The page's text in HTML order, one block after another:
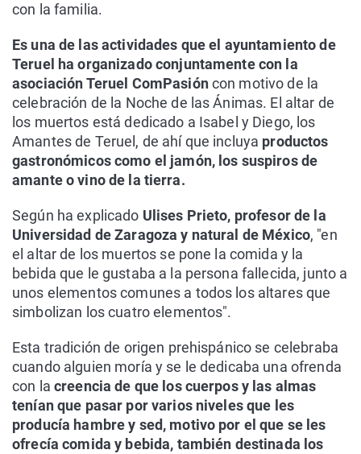
con la familia.
Es una de las actividades que el ayuntamiento de
Teruel ha organizado conjuntamente con la
asociación Teruel ComPasióncon motivo de la
celebración de la Noche de las Ánimas. El altar de
los muertos está dedicado a Isabel y Diego, los
Amantes de Teruel, de ahí que incluya productos
gastronómicos como el jamón, los suspiros de
amante o vino de la tierra.
Según ha explicado Ulises Prieto, profesor de la
Universidad de Zaragoza y natural de México, "en
el altar de los muertos se pone la comida y la
bebida que le gustaba a la persona fallecida, junto a
unos elementos comunes a todos los altares que
simbolizan los cuatro elementos".
Esta tradición de origen prehispánico se celebraba
cuando alguien moría y se le dedicaba una ofrenda
con la creencia de que los cuerpos y las almas
tenían que pasar por varios niveles que les
producía hambre y sed, motivo por el que se les
ofrecía comida y bebida, también destinada los